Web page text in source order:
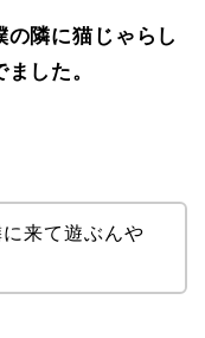
隣に猫じゃらし
した。
来て遊ぶんや